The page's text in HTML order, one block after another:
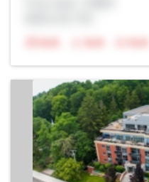
N/A
N/A N/A